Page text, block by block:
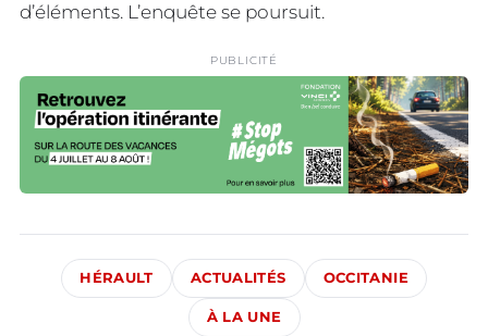
d’éléments. L’enquête se poursuit.
PUBLICITÉ
HÉRAULT ACTUALITÉS OCCITANIE
À LA UNE